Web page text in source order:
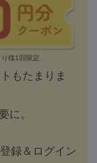
様1回限定
もたまりま
に。
録＆ログイン